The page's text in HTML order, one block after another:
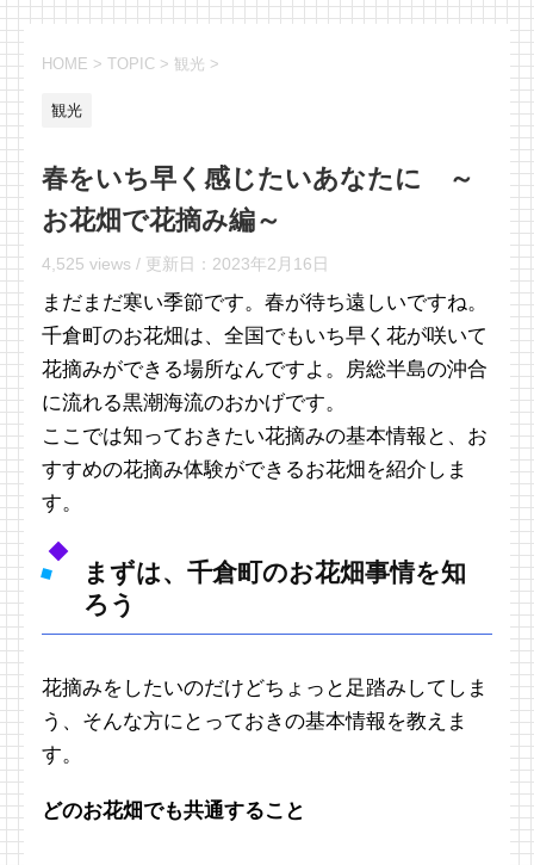
HOME > TOPIC > 観光 >
観光
春をいち早く感じたいあなたに ～
お花畑で花摘み編～
4,525 views / 更新日： 2023年2月16日
まだまだ寒い季節です。春が待ち遠しいですね。
千倉町のお花畑は、全国でもいち早く花が咲いて
花摘みができる場所なんですよ。房総半島の沖合
に流れる黒潮海流のおかげです。
ここでは知っておきたい花摘みの基本情報と、お
すすめの花摘み体験ができるお花畑を紹介しま
す。
まずは、千倉町のお花畑事情を知
ろう
花摘みをしたいのだけどちょっと足踏みしてしま
う、そんな方にとっておきの基本情報を教えま
す。
どのお花畑でも共通すること